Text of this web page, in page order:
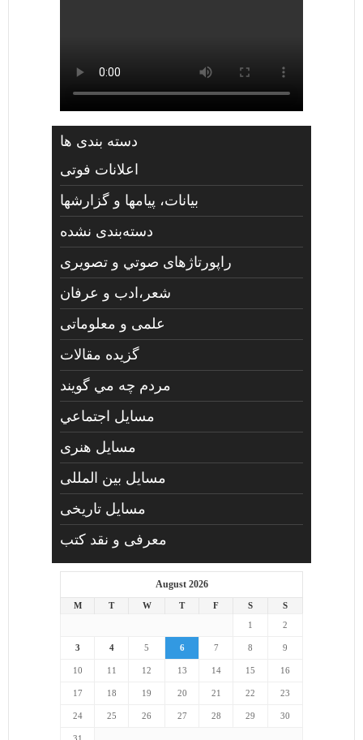
دسته بندی ها
اعلانات فوتی
بیانات، پیامها و گزارشها
دسته‌بندی نشده
راپورتاژهای صوتي و تصويری
شعر،ادب و عرفان
علمی و معلوماتی
گزیده مقالات
مردم چه مي گويند
مسايل اجتماعي
مسايل هنری
مسایل بین المللی
مسایل تاریخی
معرفی و نقد کتب
August 2026
M T W T F S
S
1
2
3 4 5 6 7 8 9
10 11 12 13 14 15 16
17 18 19 20 21 22 23
24 25 26 27 28 29 30
31